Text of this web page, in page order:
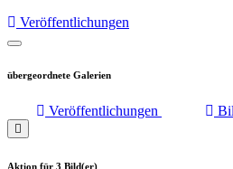
Veröffentlichungen
Menü
übergeordnete Galerien
Veröffentlichungen
Aktion für 3 Bild(er)